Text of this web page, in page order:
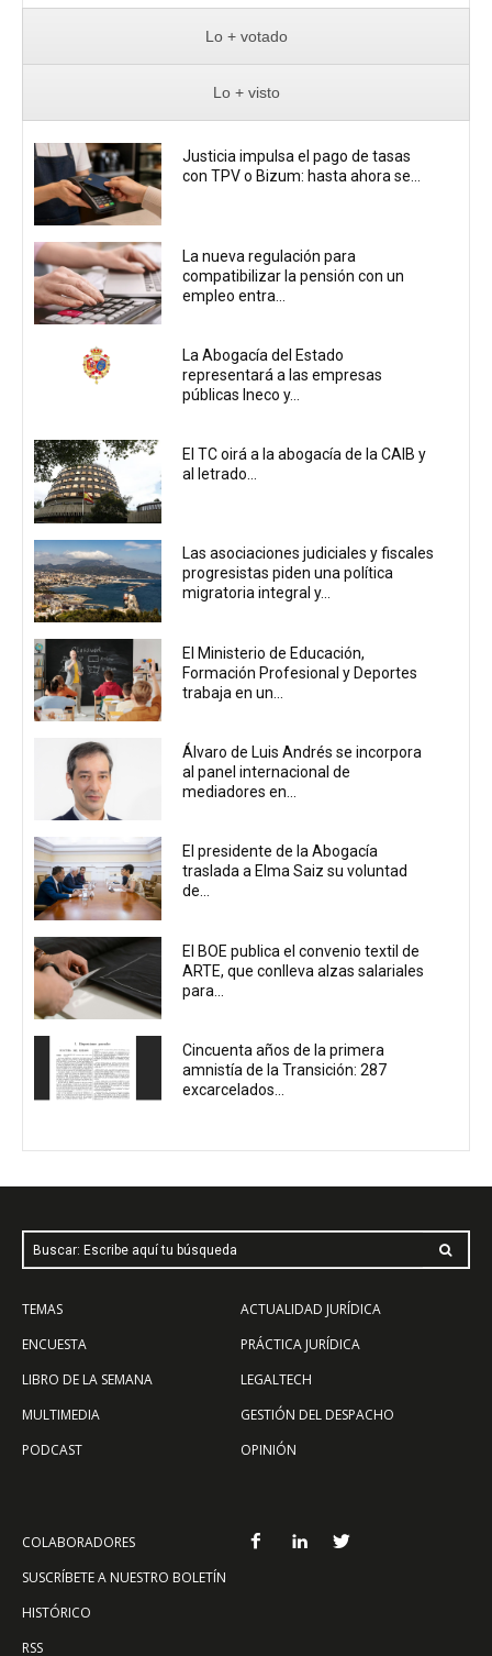
Lo + votado
Lo + visto
Justicia impulsa el pago de tasas
con TPV o Bizum: hasta ahora se...
La nueva regulación para
compatibilizar la pensión con un
empleo entra...
La Abogacía del Estado
representará a las empresas
públicas Ineco y...
El TC oirá a la abogacía de la CAIB y
al letrado...
Las asociaciones judiciales y fiscales
progresistas piden una política
migratoria integral y...
El Ministerio de Educación,
Formación Profesional y Deportes
trabaja en un...
Álvaro de Luis Andrés se incorpora
al panel internacional de
mediadores en...
El presidente de la Abogacía
traslada a Elma Saiz su voluntad
de...
El BOE publica el convenio textil de
ARTE, que conlleva alzas salariales
para...
Cincuenta años de la primera
amnistía de la Transición: 287
excarcelados...
Buscar: Escribe aquí tu búsqueda
TEMAS
ENCUESTA
LIBRO DE LA SEMANA
MULTIMEDIA
PODCAST
ACTUALIDAD JURÍDICA
PRÁCTICA JURÍDICA
LEGALTECH
GESTIÓN DEL DESPACHO
OPINIÓN
COLABORADORES
SUSCRÍBETE A NUESTRO BOLETÍN
HISTÓRICO
RSS